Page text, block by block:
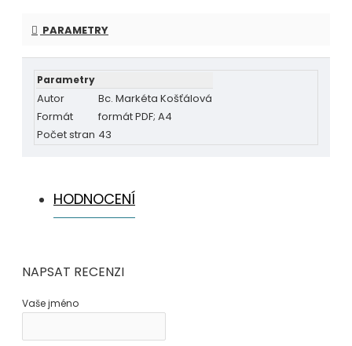
PARAMETRY
Parametry
Autor
Bc. Markéta Košťálová
Formát
formát PDF; A4
Počet stran 43
HODNOCENÍ
NAPSAT RECENZI
Vaše jméno